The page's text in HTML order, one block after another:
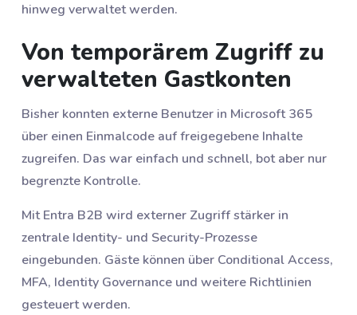
hinweg verwaltet werden.
Von temporärem Zugriff zu
verwalteten Gastkonten
Bisher konnten externe Benutzer in Microsoft 365
über einen Einmalcode auf freigegebene Inhalte
zugreifen. Das war einfach und schnell, bot aber nur
begrenzte Kontrolle.
Mit Entra B2B wird externer Zugriff stärker in
zentrale Identity- und Security-Prozesse
eingebunden. Gäste können über Conditional Access,
MFA, Identity Governance und weitere Richtlinien
gesteuert werden.